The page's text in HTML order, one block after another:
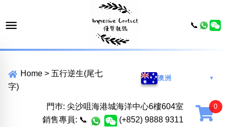
Home > 五行逆生(尾七
字)
澳洲 ▼
門巿: 尖沙咀海港城海洋中心6樓604室
銷售專員: 📞 (+852) 9888 9311
📞